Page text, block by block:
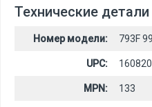
Технические детали
Номер модели: 793F
UPC:
MPN: 133